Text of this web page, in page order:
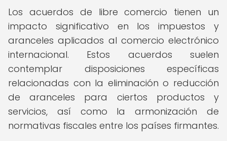
Los acuerdos de libre comercio tienen un
impacto significativo en los impuestos y
aranceles aplicados al comercio electrónico
internacional. Estos acuerdos suelen
contemplar disposiciones específicas
relacionadas con la eliminación o reducción
de aranceles para ciertos productos y
servicios, así como la armonización de
normativas fiscales entre los países firmantes.